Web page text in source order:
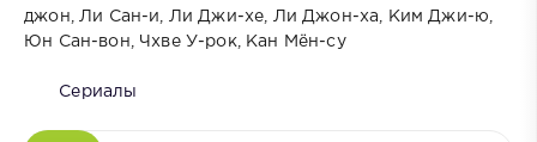
джон, Ли Сан-и, Ли Джи-хе, Ли Джон-ха, Ким Джи-ю,
Юн Сан-вон, Чхве У-рок, Кан Мён-су
Сериалы